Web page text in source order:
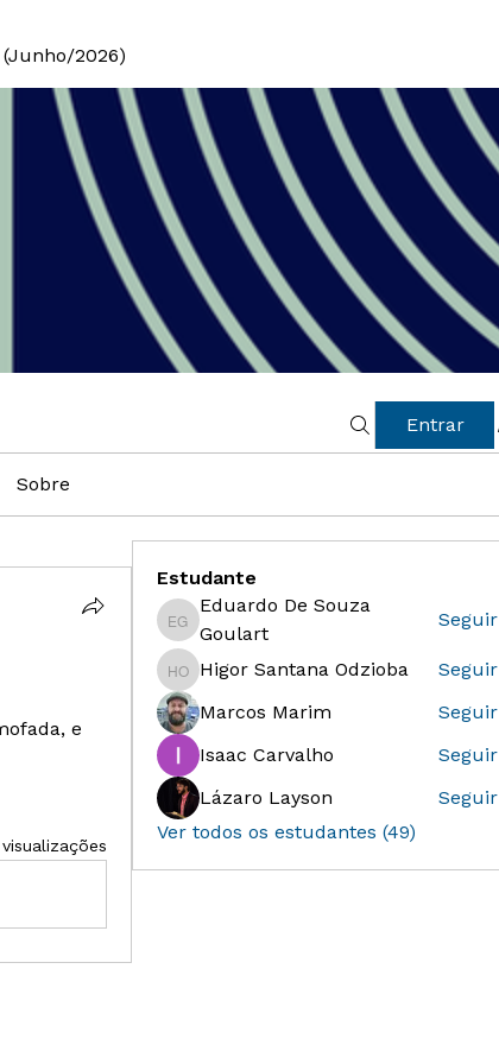
(Junho/2026)
Entrar
Sobre
e
Estudante
Eduardo De Souza Goulart
Eduardo De Souza
Goulart
Seguir
Higor Santana Odzioba
Higor Santana Odzioba
Seguir
Marcos Marim
Seguir
Isaac Carvalho
Seguir
Lázaro Layson
Seguir
Ver todos os estudantes (49)